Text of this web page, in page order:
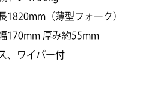
1820mm（薄型フォーク）
170mm 厚み約55mm
、ワイパー付